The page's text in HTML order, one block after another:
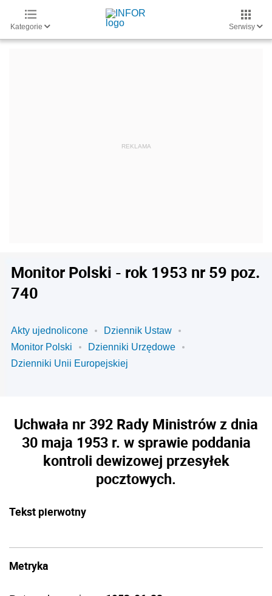
Kategorie Serwisy
Monitor Polski - rok 1953 nr 59 poz.
740
Akty ujednolicone
Dziennik Ustaw
Monitor Polski
Dzienniki Urzędowe
Dzienniki Unii Europejskiej
Uchwała nr 392 Rady Ministrów z dnia
30 maja 1953 r. w sprawie poddania
kontroli dewizowej przesyłek
pocztowych.
Tekst pierwotny
Metryka